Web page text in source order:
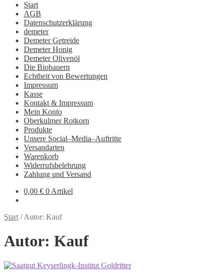
Start
AGB
Datenschutzerklärung
demeter
Demeter Getreide
Demeter Honig
Demeter Olivenöl
Die Biobauern
Echtheit von Bewertungen
Impressum
Kasse
Kontakt & Impressum
Mein Konto
Oberkulmer Rotkorn
Produkte
Unsere Social–Media–Auftritte
Versandarten
Warenkorb
Widerrufsbelehrung
Zahlung und Versand
0,00 € 0 Artikel
Start /Autor: Kauf
Autor: Kauf